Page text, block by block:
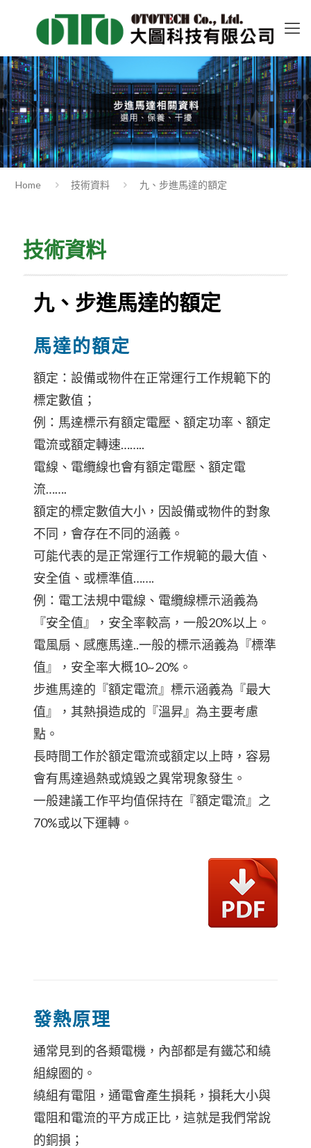
Home 技術資料 九、步進馬達的額定
技術資料
九、步進馬達的額定
馬達的額定
額定：設備或物件在正常運行工作規範下的
標定數值；
例：馬達標示有額定電壓、額定功率、額定
電流或額定轉速……..
電線、電纜線也會有額定電壓、額定電
流…….
額定的標定數值大小，因設備或物件的對象
不同，會存在不同的涵義。
可能代表的是正常運行工作規範的最大值、
安全值、或標準值…….
例：電工法規中電線、電纜線標示涵義為
『安全值』，安全率較高，一般20%以上。
電風扇、感應馬達..一般的標示涵義為『標準
值』，安全率大概10~20%。
步進馬達的『額定電流』標示涵義為『最大
值』，其熱損造成的『溫昇』為主要考慮
點。
長時間工作於額定電流或額定以上時，容易
會有馬達過熱或燒毀之異常現象發生。
一般建議工作平均值保持在『額定電流』之
70%或以下運轉。
發熱原理
通常見到的各類電機，內部都是有鐵芯和繞
組線圈的。
繞組有電阻，通電會產生損耗，損耗大小與
電阻和電流的平方成正比，這就是我們常說
的銅損；